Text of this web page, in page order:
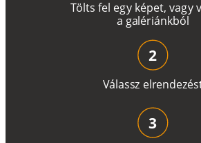
Tölts fel egy képet, vagy
a galériánkból
Válassz elrendezés
2
3